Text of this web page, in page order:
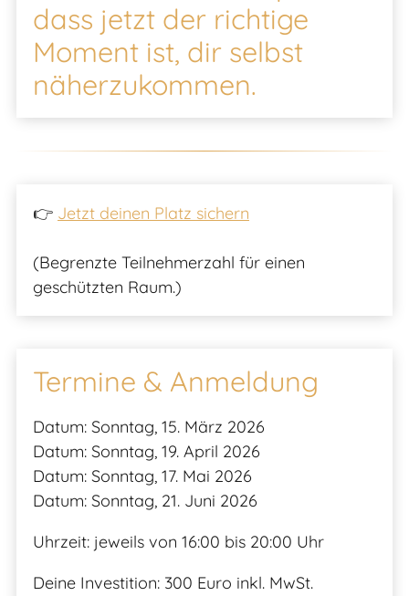
dass jetzt der richtige
Moment ist, dir selbst
näherzukommen.
👉 Jetzt deinen Platz sichern
(Begrenzte Teilnehmerzahl für einen
geschützten Raum.)
Termine & Anmeldung
Datum: Sonntag, 15. März 2026
Datum: Sonntag, 19. April 2026
Datum: Sonntag, 17. Mai 2026
Datum: Sonntag, 21. Juni 2026
Uhrzeit: jeweils von 16:00 bis 20:00 Uhr
Deine Investition: 300 Euro inkl. MwSt.